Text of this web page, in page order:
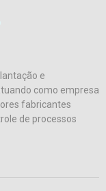
e
como empresa
fabricantes
de processos